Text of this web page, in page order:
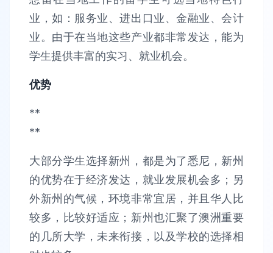
业，如：服务业、进出口业、金融业、会计
业。由于在当地这些产业都非常发达，能为
学生提供丰富的实习、就业机会。
优势
**
**
大部分学生选择新州，都是为了悉尼，新州
的优势在于经济发达，就业发展机会多；另
外新州的气候，环境非常宜居，并且华人比
较多，比较好适应；新州也汇聚了澳洲重要
的几所大学，未来衔接，以及学校的选择相